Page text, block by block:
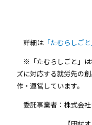
詳細は 「たむらしごと
※「たむらしごと」は
ズに対応する就労先の
作・運営しています。
委託事業者：株式会